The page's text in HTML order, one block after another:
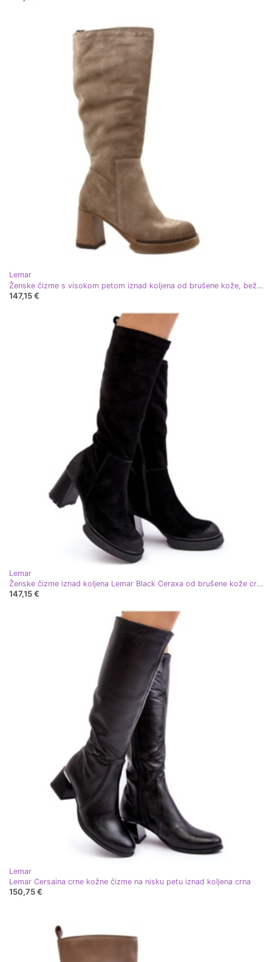
Lemar
Ženske čizme s visokom petom iznad koljena od brušene kože, bež Lemar Ceraxa
147,15 €
Lemar
Ženske čizme iznad koljena Lemar Black Ceraxa od brušene kože crna
147,15 €
Lemar
Lemar Cersaina crne kožne čizme na nisku petu iznad koljena crna
150,75 €